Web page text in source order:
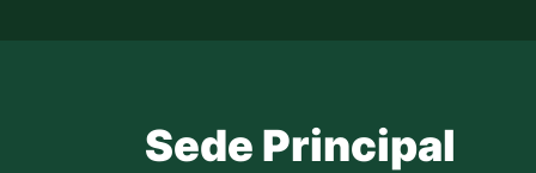
Sede Principal